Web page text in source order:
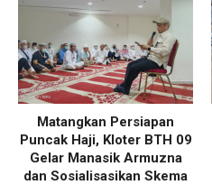
Matangkan Persiapan
Puncak Haji, Kloter BTH 09
Gelar Manasik Armuzna
dan Sosialisasikan Skema